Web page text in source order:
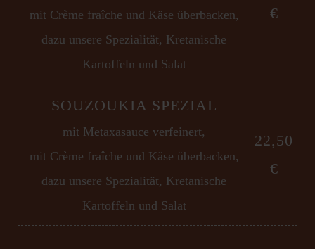
mit Crème fraîche und Käse überbacken,
dazu unsere Spezialität, Kretanische
Kartoffeln und Salat
€
SOUZOUKIA SPEZIAL
mit Metaxasauce verfeinert,
mit Crème fraîche und Käse überbacken,
dazu unsere Spezialität, Kretanische
Kartoffeln und Salat
22,50
€